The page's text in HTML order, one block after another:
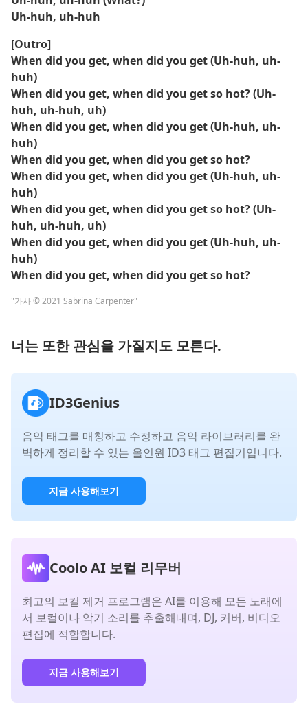
Uh-huh, uh-huh
[Outro]
When did you get, when did you get (Uh-huh, uh-
huh)
When did you get, when did you get so hot? (Uh-
huh, uh-huh, uh)
When did you get, when did you get (Uh-huh, uh-
huh)
When did you get, when did you get so hot?
When did you get, when did you get (Uh-huh, uh-
huh)
When did you get, when did you get so hot? (Uh-
huh, uh-huh, uh)
When did you get, when did you get (Uh-huh, uh-
huh)
When did you get, when did you get so hot?
"가사 © 2021 Sabrina Carpenter"
너는 또한 관심을 가질지도 모른다.
ID3Genius
음악 태그를 매칭하고 수정하고 음악 라이브러리를 완
벽하게 정리할 수 있는 올인원 ID3 태그 편집기입니다.
지금 사용해보기
Coolo AI 보컬 리무버
최고의 보컬 제거 프로그램은 AI를 이용해 모든 노래에
서 보컬이나 악기 소리를 추출해내며, DJ, 커버, 비디오
편집에 적합합니다.
지금 사용해보기